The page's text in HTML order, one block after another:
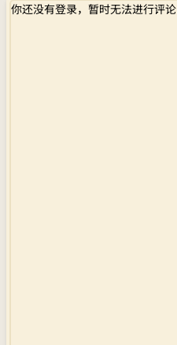
你还没有登录，暂时无法进行评论